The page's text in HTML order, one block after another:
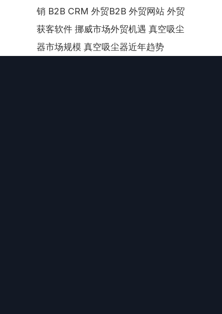
销 B2B CRM 外贸B2B 外贸网站 外贸
获客软件 挪威市场外贸机遇 真空吸尘
器市场规模 真空吸尘器近年趋势